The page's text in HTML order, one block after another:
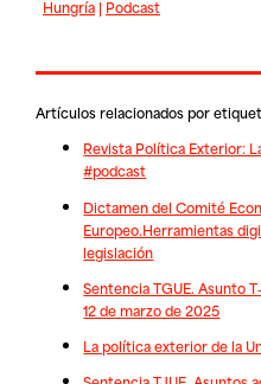
Hungría| Podcast
Artículos relacionados por
Revista Política Exterior:
#podcast
Dictamen del Comité
Europeo.Herramientas
legislación
Sentencia TGUE. Asunto
12 de marzo de 2025
La política exterior de la